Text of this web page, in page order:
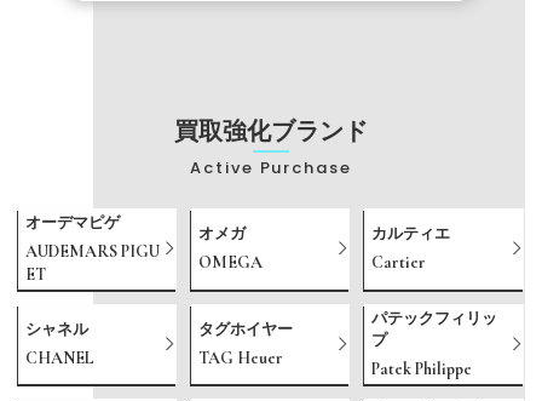
買取強化ブランド
Active Purchase
オーデマピゲ
AUDEMARS PIGU
ET
オメガ
OMEGA
カルティエ
Cartier
シャネル
CHANEL
タグホイヤー
TAG Heuer
パテックフィリッ
プ
Patek Philippe